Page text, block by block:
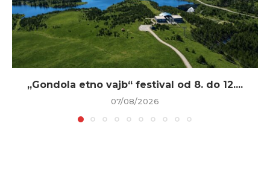
„Gondola etno vajb“ festival od 8. do 12....
07/08/2026